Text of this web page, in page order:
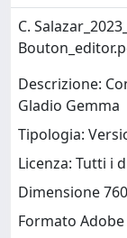
C.
Descrizione:
Gladio Gemma
Tipologia:
Licenza: Tutti i
Dimensione
Formato Adobe